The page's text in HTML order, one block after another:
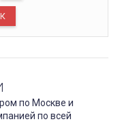
по Москве и
по всей